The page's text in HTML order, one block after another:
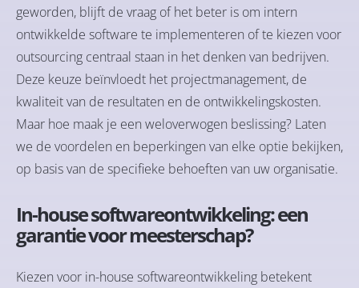
geworden, blijft de vraag of het beter is om intern
ontwikkelde software te implementeren of te kiezen voor
outsourcing centraal staan in het denken van bedrijven.
Deze keuze beïnvloedt het projectmanagement, de
kwaliteit van de resultaten en de ontwikkelingskosten.
Maar hoe maak je een weloverwogen beslissing? Laten
we de voordelen en beperkingen van elke optie bekijken,
op basis van de specifieke behoeften van uw organisatie.
In-house softwareontwikkeling: een
garantie voor meesterschap?
Kiezen voor in-house softwareontwikkeling betekent